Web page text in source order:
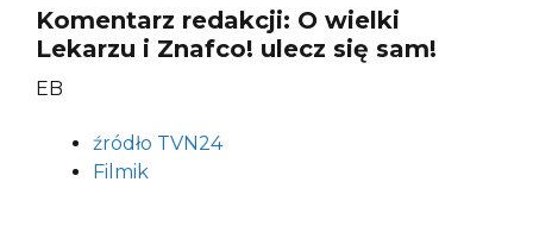
Komentarz redakcji: O wielki
Lekarzu i Znafco! ulecz się sam!
EB
źródło TVN24
Filmik